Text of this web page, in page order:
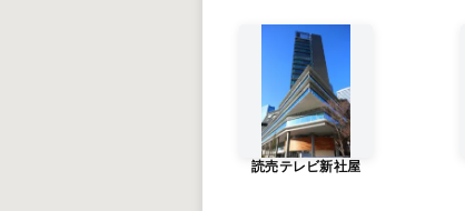
読売テレビ新社屋